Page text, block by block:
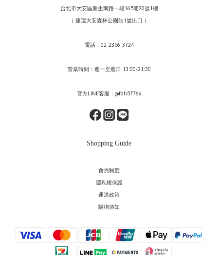
台北市大安區新生南路一段165巷20號1樓
（ 捷運大安森林公園站1號出口 ）
電話：02-2356-3724
營業時間：週一至週日 13:00-21:30
官方LINE客服：@fdh5776x
Shopping Guide
會員制度
隱私權保護
運送政策
購物須知